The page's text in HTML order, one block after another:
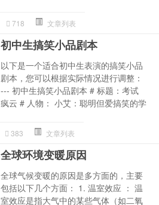
718 文章列表
初中生搞笑小品剧本
以下是一个适合初中生表演的搞笑小品
剧本，您可以根据实际情况进行调整：
--- 初中生搞笑小品剧本 # 标题：考试
疯云 # 人物： 小艾：聪明但爱搞笑的学
383 文章列表
全球环境变暖原因
全球气候变暖的原因是多方面的，主要
包括以下几个方面： 1. 温室效应 ： 温
室效应是指大气中的某些气体（如二氧